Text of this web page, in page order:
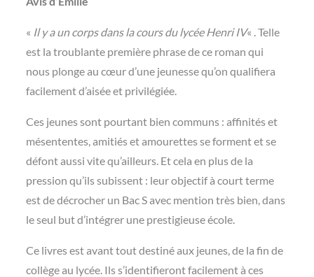
« Il y a un corps dans la cours du lycée Henri IV« . Telle
est la troublante première phrase de ce roman qui
nous plonge au cœur d’une jeunesse qu’on qualifiera
facilement d’aisée et privilégiée.
Ces jeunes sont pourtant bien communs : affinités et
mésententes, amitiés et amourettes se forment et se
défont aussi vite qu’ailleurs. Et cela en plus de la
pression qu’ils subissent : leur objectif à court terme
est de décrocher un Bac S avec mention très bien, dans
le seul but d’intégrer une prestigieuse école.
Ce livres est avant tout destiné aux jeunes, de la fin de
collège au lycée. Ils s’identifieront facilement à ces